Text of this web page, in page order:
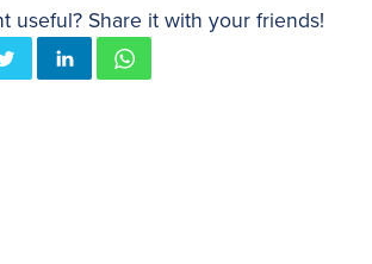
useful? Share it with your friends!